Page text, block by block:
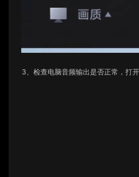
3、检查电脑音频输出是否正常，打